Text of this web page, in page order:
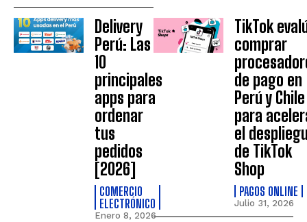
Delivery
Perú: Las
10
principales
apps para
ordenar
tus
pedidos
[2026]
COMERCIO
ELECTRÓNICO
Enero 8, 2026
TikTok
comprar
de pago en
Perú y Chile
para
el
de TikTok
Shop
PAGOS ONLINE
Julio 31, 2026